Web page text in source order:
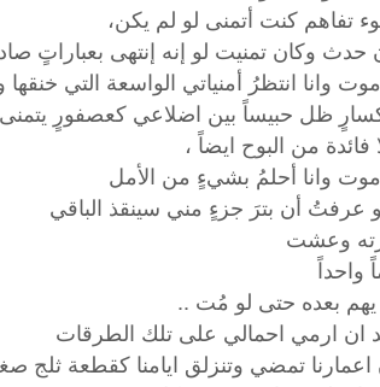
تفاهم كنت أتمنى لو لم يكن،
حدث وكان تمنيت لو إنه إنتهى بعباراتٍ
وانا انتظرُ أمنياتي الواسعة التي
ظل حبيساً بين اضلاعي كعصفورٍ يتمنى
فائدة من البوح ايضاً ،
وانا أحلمُ بشيءٍ من الأمل
عرفتُ أن بترَ جزءٍ مني سينقذ الباقي
وعشت
واحداً
يهم بعده حتى لو مُت ..
ان ارمي احمالي على تلك الطرقات
اعمارنا تمضي وتنزلق ايامنا كقطعة